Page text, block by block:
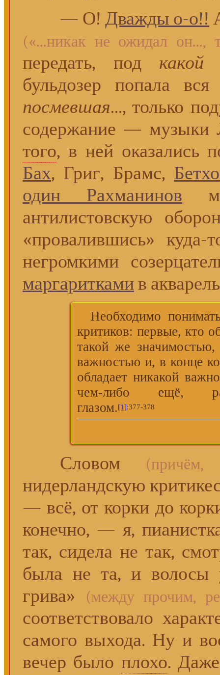
— О! Дважды о-о!!
(«...никак не ожидал он...,
передать, под какой
бульдозер попала
посмевшая..., только
содержание — музыки
того, в ней оказались
Бах, Григ, Брамс,
один Рахманинов
антилистовскую
«провалившись»
негромкими
маргариткамив
Необходимо
критиков: первые, кто
такой же
важностью и, в конце
обладает никакой
чем-либо ещё,
глазом.[1]:377-378
Словом
нидерландскую
— всё, от корки до
конечно, — я,
так, сидела не так,
была не та, и волосы
грива»
(между прочим,
соответствовало
самого выхода. Ну и
вечер было плохо.